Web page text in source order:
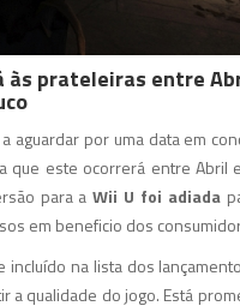
às prateleiras entre
aguardar por uma data em
que este ocorrerá entre Abril
para aWii U foi adiada
em beneficio dos
incluído na lista dos
a qualidade do jogo. Está